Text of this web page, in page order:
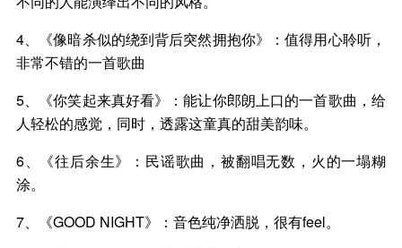
4、《像暗杀似的绕到背后突然拥抱你》：值得用心聆听，
非常不错的一首歌曲
5、《你笑起来真好看》：能让你郎朗上口的一首歌曲，给
人轻松的感觉，同时，透露这童真的甜美韵味。
6、《往后余生》：民谣歌曲，被翻唱无数，火的一塌糊
涂。
7、《GOOD NIGHT》：音色纯净洒脱，很有feel。